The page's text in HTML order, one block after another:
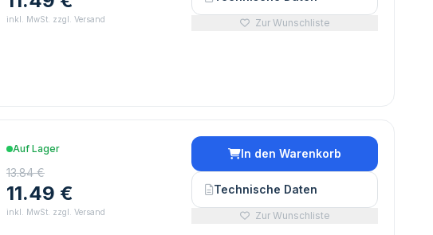
inkl. MwSt. zzgl. Versand Zur Wunschliste
Auf Lager
13.84 €
11.49 €
inkl. MwSt. zzgl. Versand
In den Warenkorb
Technische Daten
Zur Wunschliste